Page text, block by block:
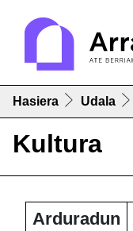
Hasiera Udala
Kultura
Arduradun